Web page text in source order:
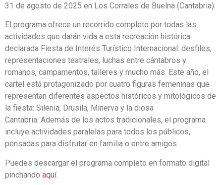
31 de agosto de 2025 en Los Corrales de Buelna (Cantabria).
El programa ofrece un recorrido completo por todas las
actividades que darán vida a esta recreación histórica
declarada Fiesta de Interés Turístico Internacional: desfiles,
representaciones teatrales, luchas entre cántabros y
romanos, campamentos, talleres y mucho más. Este año, el
cartel está protagonizado por cuatro figuras femeninas que
representan diferentes aspectos históricos y mitológicos de
la fiesta: Silenia, Drusila, Minerva y la diosa
Cantabria. Además de los actos tradicionales, el programa
incluye actividades paralelas para todos los públicos,
pensadas para disfrutar en familia o entre amigos.
Puedes descargar el programa completo en formato digital
pinchando aquí.